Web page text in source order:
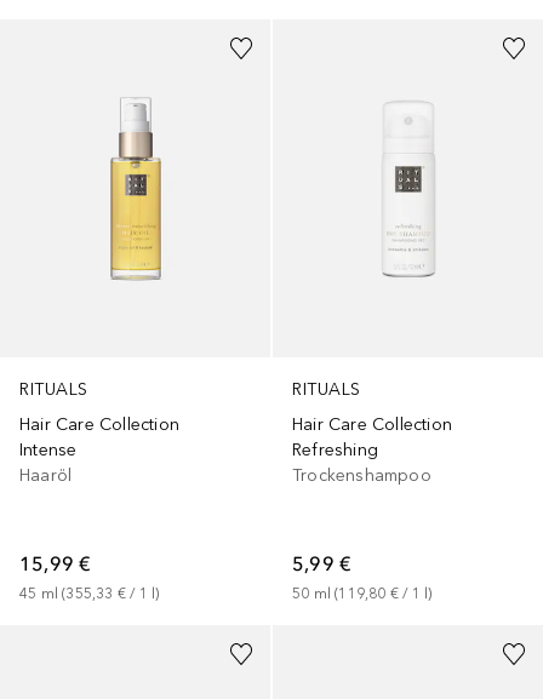
RITUALS
Hair Care Collection
Intense
Haaröl
15,99 €
45 ml (355,33 € / 1 l)
RITUALS
Hair Care Collection
Refreshing
Trockenshampoo
5,99 €
50 ml (119,80 € / 1 l)